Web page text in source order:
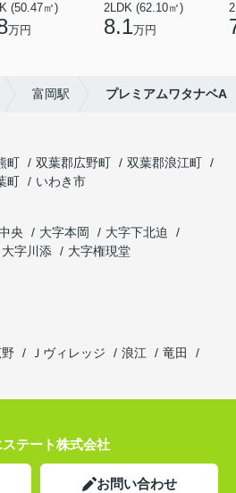
(50.47㎡)
万円
2LDK (62.10㎡)
8.1万円
富岡駅 プレミアムワタナベA
町 双葉郡広野町
双葉郡浪江町
町
いわき市
央 大字本岡
大字下北迫
大字川添
大字権現堂
Ｊヴィレッジ 浪江
竜田
テート株式会社
お問い合わせ